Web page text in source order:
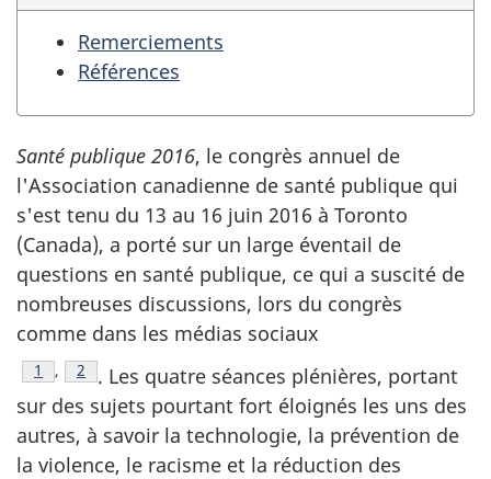
Remerciements
Références
Santé publique 2016, le congrès annuel de
l'Association canadienne de santé publique qui
s'est tenu du 13 au 16 juin 2016 à Toronto
(Canada), a porté sur un large éventail de
questions en santé publique, ce qui a suscité de
nombreuses discussions, lors du congrès
comme dans les médias sociaux
Note de bas de page
1 , Note de bas de page
2
. Les quatre séances plénières, portant
sur des sujets pourtant fort éloignés les uns des
autres, à savoir la technologie, la prévention de
la violence, le racisme et la réduction des